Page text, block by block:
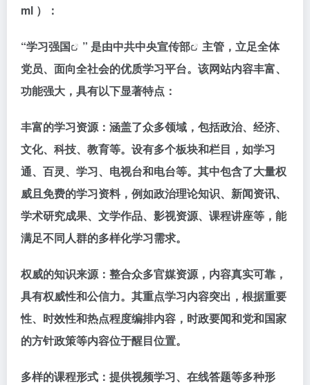
ml ）
：
“学习强国 ” 是由中共中央宣传部
主管，立足全体
党员、面向全社会的优质学习平台。该网站内容丰富、
功能强大，具有以下显著特点：
丰富的学习资源：涵盖了众多领域，包括政治、经济、
文化、科技、教育等。设有多个板块和栏目，如学习
通、百灵、学习、电视台和电台等。其中包含了大量权
威且免费的学习资料，例如政治理论知识、新闻资讯、
学术研究成果、文学作品、影视资源、课程讲座等，能
满足不同人群的多样化学习需求。
权威的知识来源：整合众多官媒资源，内容真实可靠，
具有权威性和公信力。其重点学习内容突出，根据重要
性、时效性和热点程度编排内容，时政要闻和党和国家
的方针政策等内容位于醒目位置。
多样的课程形式：提供视频学习、在线答题等多种形